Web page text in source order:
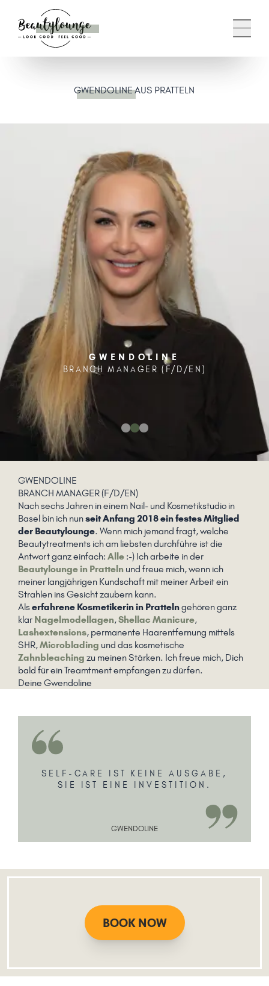
GWENDOLINEAUS PRATTELN
GWENDOLINE
BRANCH MANAGER (F/D/EN)
GWENDOLINE
BRANCH MANAGER (F/D/EN)
Nach sechs Jahren in einem Nail- und Kosmetikstudio in
Basel bin ich nunseit Anfang 2018 ein festes Mitglied
der Beautylounge. Wenn mich jemand fragt, welche
Beautytreatments ich am liebsten durchführe ist die
Antwort ganz einfach: Alle :-) Ich arbeite in der
Beautylounge in Pratteln und freue mich, wenn ich
meiner langjährigen Kundschaft mit meiner Arbeit ein
Strahlen ins Gesicht zaubern kann.
Alserfahrene Kosmetikerin in Prattelngehören ganz
klar Nagelmodellagen,Shellac Manicure,
Lashextensions, permanente Haarentfernung mittels
SHR,Microblading und das kosmetische
Zahnbleaching zu meinen Stärken. Ich freue mich, Dich
bald für ein Treamtment empfangen zu dürfen.
Deine Gwendoline
SELF-CARE IST KEINE AUSGABE,
SIE IST EINE INVESTITION.
GWENDOLINE
BOOK NOW